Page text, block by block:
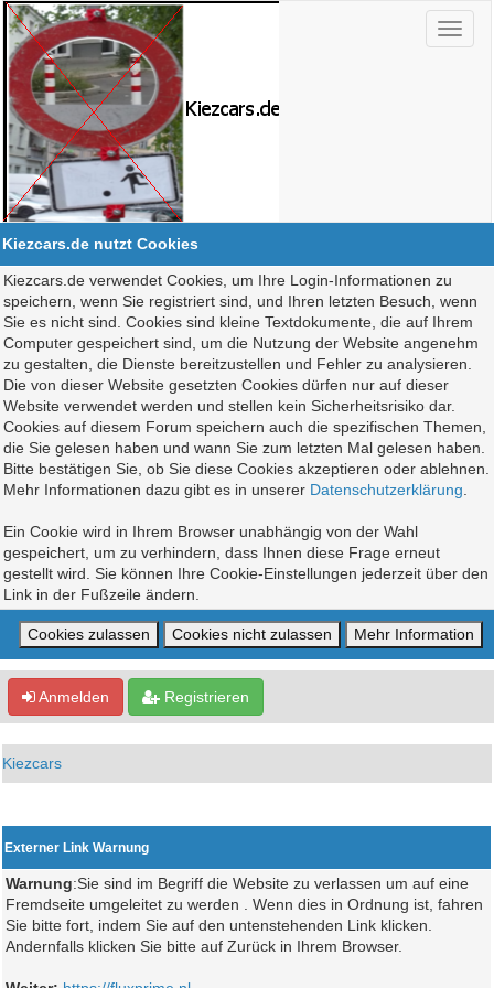
Kiezcars.de nutzt Cookies
Kiezcars.de verwendet Cookies, um Ihre Login-Informationen zu
speichern, wenn Sie registriert sind, und Ihren letzten Besuch, wenn
Sie es nicht sind. Cookies sind kleine Textdokumente, die auf Ihrem
Computer gespeichert sind, um die Nutzung der Website angenehm
zu gestalten, die Dienste bereitzustellen und Fehler zu analysieren.
Die von dieser Website gesetzten Cookies dürfen nur auf dieser
Website verwendet werden und stellen kein Sicherheitsrisiko dar.
Cookies auf diesem Forum speichern auch die spezifischen Themen,
die Sie gelesen haben und wann Sie zum letzten Mal gelesen haben.
Bitte bestätigen Sie, ob Sie diese Cookies akzeptieren oder ablehnen.
Mehr Informationen dazu gibt es in unserer Datenschutzerklärung
Ein Cookie wird in Ihrem Browser unabhängig von der Wahl
gespeichert, um zu verhindern, dass Ihnen diese Frage erneut
gestellt wird. Sie können Ihre Cookie-Einstellungen jederzeit über den
Link in der Fußzeile ändern.
Anmelden Registrieren
Kiezcars
Externer Link Warnung
Warnung:Sie sind im Begriff die Website zu verlassen um auf eine
Fremdseite umgeleitet zu werden . Wenn dies in Ordnung ist, fahren
Sie bitte fort, indem Sie auf den untenstehenden Link klicken.
Andernfalls klicken Sie bitte auf Zurück in Ihrem Browser.